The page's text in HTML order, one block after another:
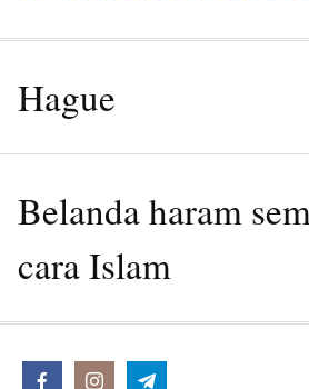
Hague
Belanda haram
cara Islam